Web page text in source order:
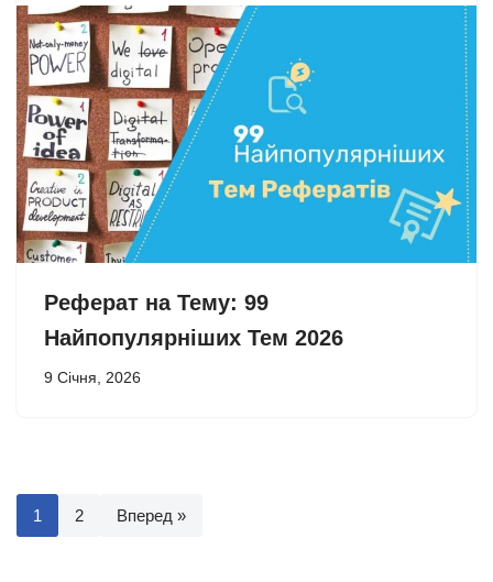
Реферат на Тему: 99
Найпопулярніших Тем 2026
9 Січня, 2026
1 2 Вперед »